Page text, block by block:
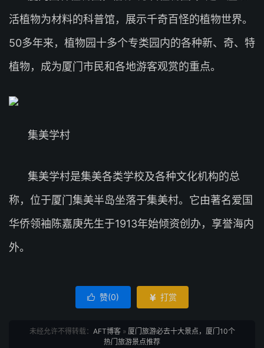
活植物为材料的科普馆，展示千奇百怪的植物世界。
50多年来，植物园十多个专类园内的各种新、奇、特
植物，成为厦门市民和各地游客观赏的重点。
集美学村
集美学村是集美各类学校及各种文化机构的总
称，位于厦门集美半岛坐落于集美村。它由著名爱国
华侨领袖陈嘉庚先生于1913年始倾资创办，享誉海内
外。
 赞(0)  打赏
未经允许不得转载： AFT博客» 厦门旅游必去十大景点，厦门10个
热门旅游景点推荐